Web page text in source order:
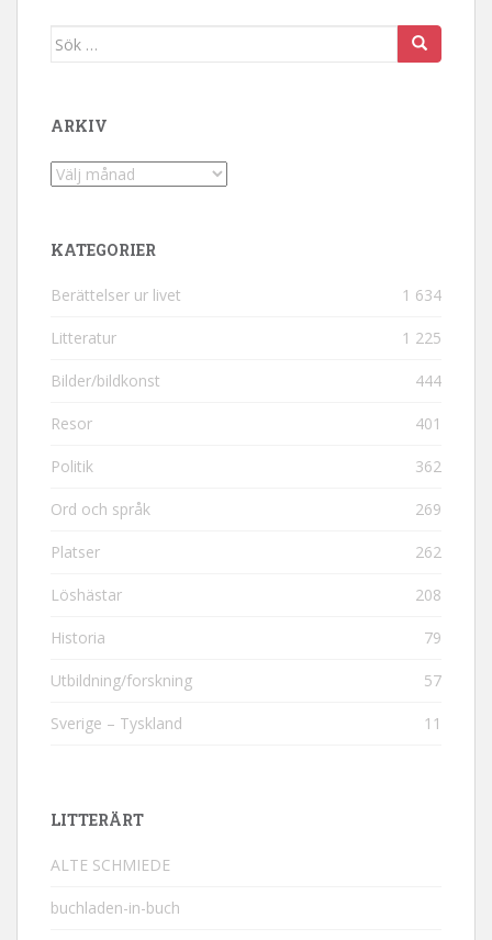
Sök efter:
ARKIV
Arkiv
KATEGORIER
Berättelser ur livet 1 634
Litteratur 1 225
Bilder/bildkonst 444
Resor 401
Politik 362
Ord och språk 269
Platser 262
Löshästar 208
Historia 79
Utbildning/forskning 57
Sverige – Tyskland 11
LITTERÄRT
ALTE SCHMIEDE
buchladen-in-buch